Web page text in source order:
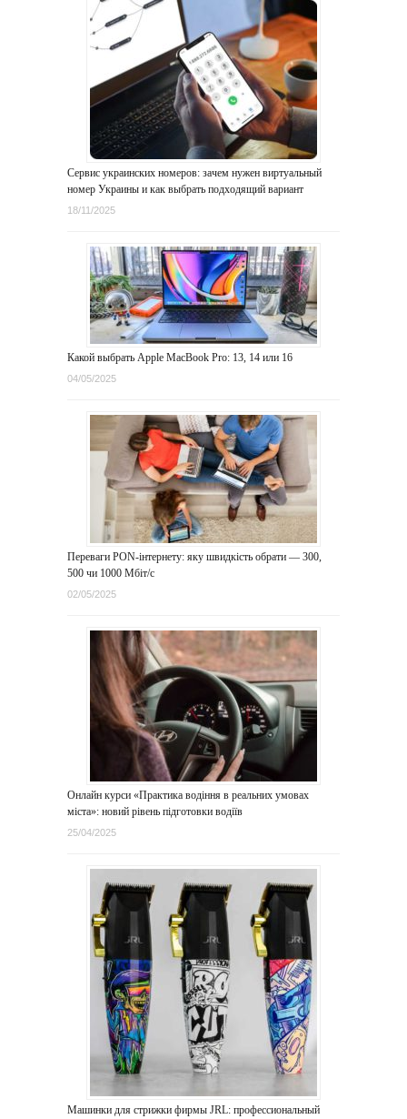
Сервис украинских номеров: зачем нужен виртуальный
номер Украины и как выбрать подходящий вариант
18/11/2025
Какой выбрать Apple MacBook Pro: 13, 14 или 16
04/05/2025
Переваги PON-інтернету: яку швидкість обрати — 300,
500 чи 1000 Мбіт/с
02/05/2025
Онлайн курси «Практика водіння в реальних умовах
міста»: новий рівень підготовки водіїв
25/04/2025
Машинки для стрижки фирмы JRL: профессиональный